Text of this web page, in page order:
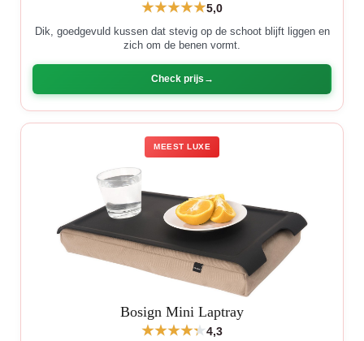
5,0
Dik, goedgevuld kussen dat stevig op de schoot blijft liggen en
zich om de benen vormt.
Check prijs
MEEST LUXE
Bosign Mini Laptray
4,3